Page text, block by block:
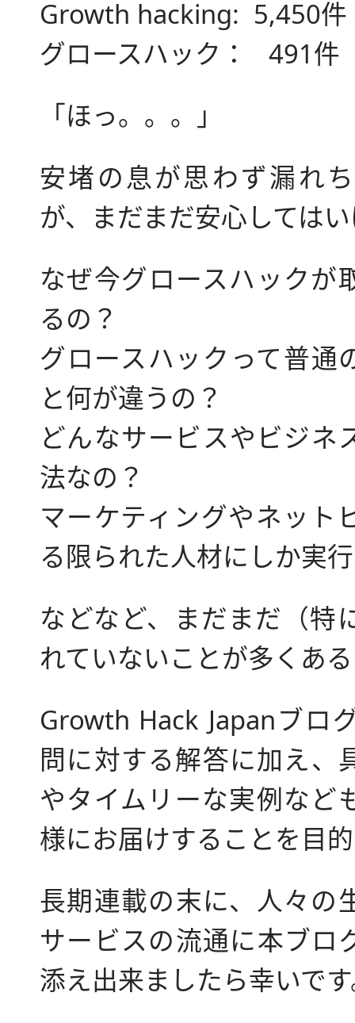
Growth hacking: 5,450件
グロースハック： 491件
「ほっ。。。」
安堵の息が思わず漏れ
が、まだまだ安心しては
なぜ今グロースハックが
るの？
グロースハックって普通
と何が違うの？
どんなサービスやビジネ
法なの？
マーケティングやネット
る限られた人材にしか実
などなど、まだまだ（特
れていないことが多くあ
Growth Hack Japanブロ
問に対する解答に加え、
やタイムリーな実例など
様にお届けすることを目
長期連載の末に、人々の
サービスの流通に本ブロ
添え出来ましたら幸いで